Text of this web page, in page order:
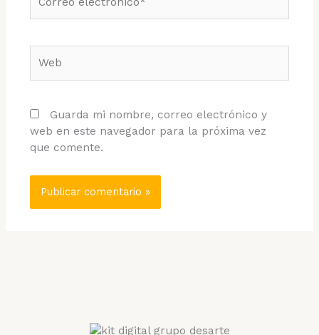
electrónico*
Guarda mi nombre, correo electrónico y
web en este navegador para la próxima vez
que comente.